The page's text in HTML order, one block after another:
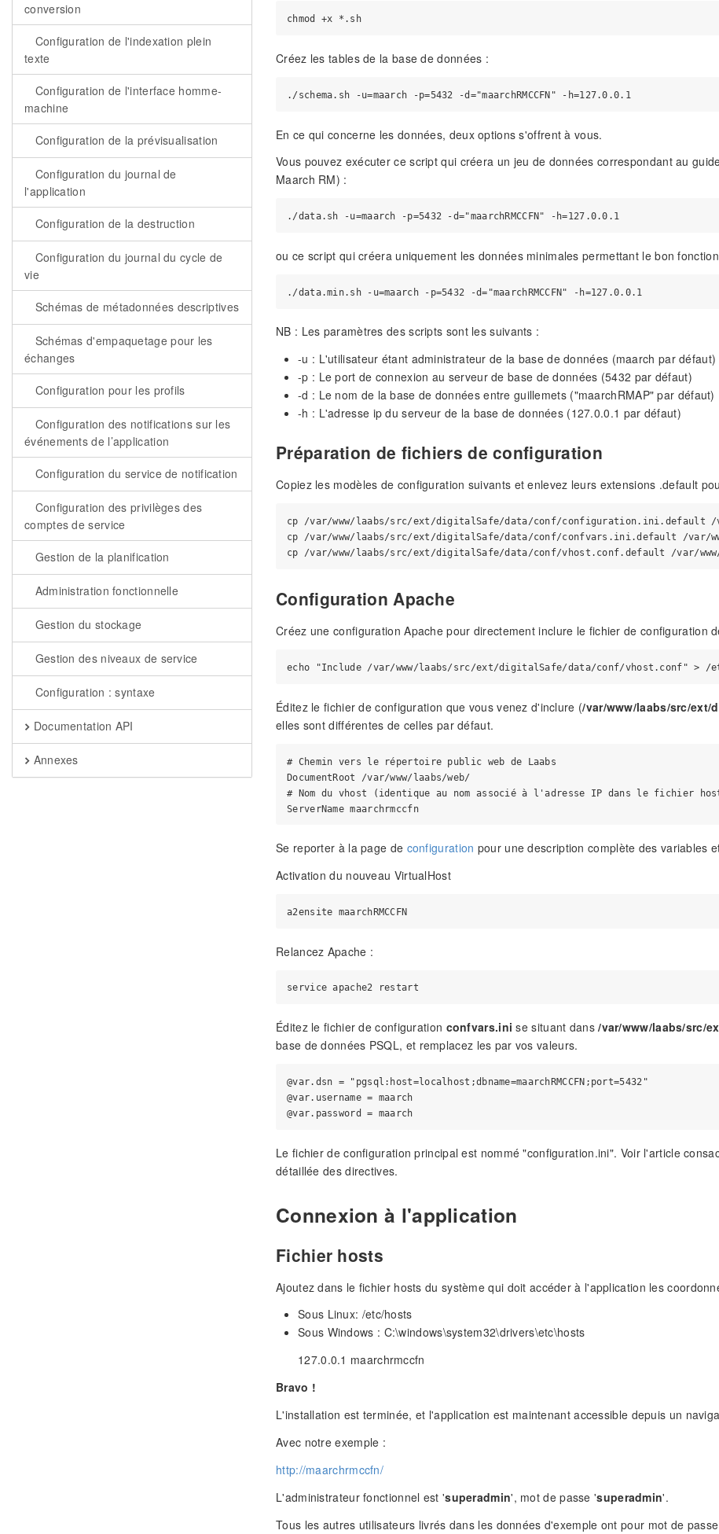
conversion
Configuration de l'indexation plein
texte
Configuration de l'interface homme-
machine
Configuration de la prévisualisation
Configuration du journal de
l'application
Configuration de la destruction
Configuration du journal du cycle de
vie
Schémas de métadonnées descriptives
Schémas d'empaquetage pour les
échanges
Configuration pour les profils
Configuration des notifications sur les
événements de l’application
Configuration du service de notification
Configuration des privilèges des
comptes de service
Gestion de la planification
Administration fonctionnelle
Gestion du stockage
Gestion des niveaux de service
Configuration : syntaxe
Documentation API
Annexes
chmod +x *.sh
Créez les tables de la base de données :
En ce qui concerne les données, deux options s'offrent à vous.
Vous pouvez exécuter ce script qui créera un jeu de données correspondant au
Maarch RM) :
ou ce script qui créera uniquement les données minimales permettant le bon
NB : Les paramètres des scripts sont les suivants :
-u : L'utilisateur étant administrateur de la base de données (maarch par défaut)
-p : Le port de connexion au serveur de base de données (5432 par défaut)
-d : Le nom de la base de données entre guillemets ("maarchRMAP" par défaut)
-h : L'adresse ip du serveur de la base de données (127.0.0.1 par défaut)
Préparation de fichiers de configuration
Copiez les modèles de configuration suivants et enlevez leurs extensions .default
cp /var/www/laabs/src/ext/digitalSafe/data/conf/configuration.ini.default
cp /var/www/laabs/src/ext/digitalSafe/data/conf/confvars.ini.default /var/
Configuration Apache
Créez une configuration Apache pour directement inclure le fichier de configuration
Éditez le fichier de configuration que vous venez d'inclure (/var/www/laabs/src/
elles sont différentes de celles par défaut.
# Chemin vers le répertoire public web de Laabs
DocumentRoot /var/www/laabs/web/
# Nom du vhost (identique au nom associé à l'adresse IP dans le fichier
ServerName maarchrmccfn
Se reporter à la page de configuration pour une description complète des variables
Activation du nouveau VirtualHost
Relancez Apache :
Éditez le fichier de configuration confvars.ini se situant dans/var/www/laabs/src/
base de données PSQL, et remplacez les par vos valeurs.
@var.dsn = "pgsql:host=localhost;dbname=maarchRMCCFN;port=5432"
@var.username = maarch
Le fichier de configuration principal est nommé "configuration.ini". Voir l'article
détaillée des directives.
Connexion à l'application
Fichier hosts
Ajoutez dans le fichier hosts du système qui doit accéder à l'application les
Sous Linux: /etc/hosts
Sous Windows : C:\windows\system32\drivers\etc\hosts
127.0.0.1 maarchrmccfn
Bravo !
L'installation est terminée, et l'application est maintenant accessible depuis un
Avec notre exemple :
http://maarchrmccfn/
L'administrateur fonctionnel est 'superadmin', mot de passe 'superadmin'.
Tous les autres utilisateurs livrés dans les données d'exemple ont pour mot de